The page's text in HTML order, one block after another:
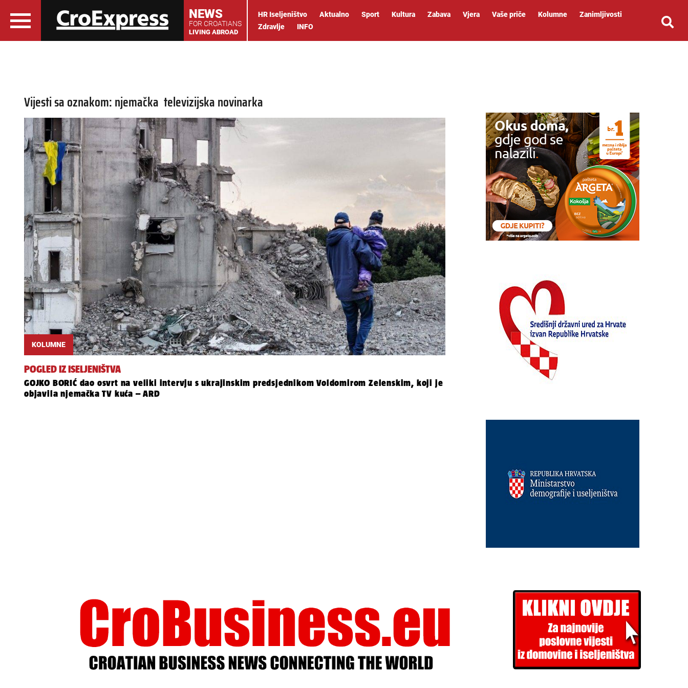
NEWS
FOR CROATIANS
LIVING ABROAD
HR Iseljeništvo Aktualno Sport Kultura Zabava Vjera Vaše priče Kolumne
Zanimljivosti
Zdravlje
INFO
Vijesti sa oznakom: njemačka televizijska novinarka
KOLUMNE
POGLED IZ ISELJENIŠTVA
GOJKO BORIĆ dao osvrt na veliki intervju s ukrajinskim predsjednikom Voldomirom Zelenskim, koji je
objavila njemačka TV kuća – ARD